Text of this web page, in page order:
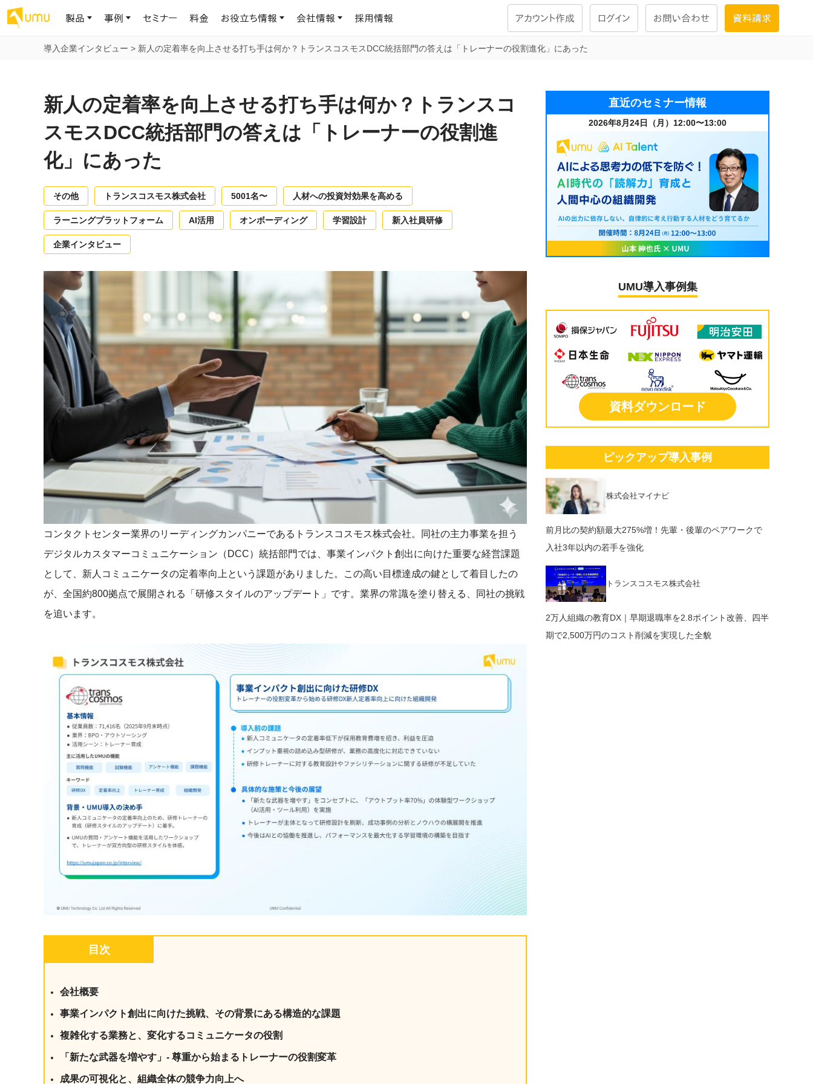
製品
AIリテラシーコース
大規模言語モデル時代のAIリテラ
シー養成オンラインコース
プロンプトリテラシーのミニコ
まで。AIを使いこなすプロンプトリテ
ラシーの習得
AIリテラシー アセスメント
企業のAIリテラシーを可視化し、組
AI人材育成：次世代トップセー
ルス育成
営業担当者のAI活用力を高め、成
約率向上を実現
AI人材育成：ビジネスライティ
AI時代の全ビジネスパーソン必須
AI人材育成：タイムマネジメント
断。 時間の管理からエネルギーの
AI人材育成：プロジェクトマネ
ジメント
AIでステークホルダー分析を行い、
戦略を立案。組織を巻き込み、成果
を出す推進力を養う
AIでオペレーション業務から解放。
人と向き合い、組織を変える戦略人
AIロープレ
学習の科学に基づくAIロープレで、
現場スキルを再現可能な組織成果
へ
果的な会話パターンの習得。マネー
ジャーの指導力から、営業担当者
の交渉力強化までを網羅
ードバックでスキルを定着
uShow
製品紹介や営業トレーニングといっ
た、重要なビジネスプレゼンに最適
化されたPPTスピーチ練習
UMU AI課題
AIによる個別フィードバックで練習
の質を飛躍的に高め、スキルアップ
を実現
UMU AIビデオ
AIバーチャル講師の動画をワンクリ
ックで作成。企業研修やマニュアル
作成の手間を削減
uAsk
社内の情報資産を活用し、社員か
スタント
UMU AI Tools
あらゆる業務シナリオに最適化され
た、100以上のAIネイティブツール
ラーニングプラットフォーム
データセンター
アセスメント
学習ツール
大画面インタラクション
学習プログラム
事例
お客様の課題解決のプロセスと成果を、インタビュー記事でご紹介し
お客様の声
UMUをご利用中のお客様から寄せられた、リアルなご感想や喜びの
声です
導入企業一覧
2.8万社以上が導入した信頼と実績の一覧を、こちらでご覧いただけ
セミナー 料金 お役立ち情報
AI活用や人材育成に役立つ、課題解決のための資料を無料でご提
供します
お知らせ
イベントやプレスリリースなど、UMUに関する最新の公式情報をお届
けします
UMUコースマーケット
プロが作成した質の高い研修コースを購入し、即座に自社で導入で
きます
専門家がAIや組織開発を深掘り解説する、実践に役立つナレッジで
す
よくある質問
サービスのご利用方法や料金など、多く寄せられるご質問にお答えし
会社情報
世界203カ国・国内28,000社以上の導入実績と基本情報
私たちについて
ミッション・ビジョン、社名に込められた想い
AI時代に、人間の可能性を拡張する。学びと人的資本の未来
代表・顧問
代表と各分野の顧問・アドバイザーをご紹介
セキュリティ
ISO認証取得済み。最高水準のセキュリティ体制
採用情報 アカウント作成 ログイン お問い合わせ 資料請求
導入企業インタビュー > 新人の定着率を向上させる打ち手は何か？トランスコスモスDCC統括部門の答えは「トレーナーの役割進化」にあった
新人の定着率を向上させる打ち手は何か？トランスコ
スモスDCC統括部門の答えは「トレーナーの役割進
化」にあった
その他 トランスコスモス株式会社 5001名〜 人材への投資対効果を高める
ラーニングプラットフォーム AI活用 オンボーディング 学習設計 新入社員研修
企業インタビュー
コンタクトセンター業界のリーディングカンパニーであるトランスコスモス株式会社。同社の主力事業を担う
デジタルカスタマーコミュニケーション（DCC）統括部門では、事業インパクト創出に向けた重要な経営課題
として、新人コミュニケータの定着率向上という課題がありました。この高い目標達成の鍵として着目したの
が、全国約800拠点で展開される「研修スタイルのアップデート」です。業界の常識を塗り替える、同社の挑戦
を追います。
目次
会社概要
事業インパクト創出に向けた挑戦、その背景にある構造的な課題
複雑化する業務と、変化するコミュニケータの役割
「新たな武器を増やす」- 尊重から始まるトレーナーの役割変革
成果の可視化と、組織全体の競争力向上へ
直近のセミナー情報
2026年8月24日（月）12:00〜13:00
UMU導入事例集
資料ダウンロード
ピックアップ導入事例
株式会社マイナビ
前月比の契約額最大275%増！先輩・後輩のペアワークで
入社3年以内の若手を強化
トランスコスモス株式会社
2万人組織の教育DX｜早期退職率を2.8ポイント改善、四半
期で2,500万円のコスト削減を実現した全貌